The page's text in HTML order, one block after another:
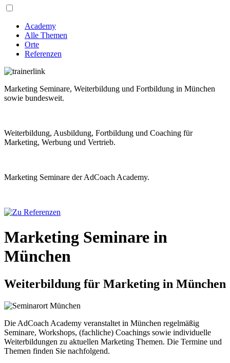
Academy
Alle Themen
Orte
Referenzen
Marketing Seminare, Weiterbildung und Fortbildung in München
sowie bundesweit.
Weiterbildung, Ausbildung, Fortbildung und Coaching für
Marketing, Werbung und Vertrieb.
Marketing Seminare der AdCoach Academy.
Marketing Seminare in
München
Weiterbildung für Marketing in München
Die AdCoach Academy veranstaltet in München regelmäßig
Seminare, Workshops, (fachliche) Coachings sowie individuelle
Weiterbildungen zu aktuellen Marketing Themen. Die Termine und
Themen finden Sie nachfolgend.